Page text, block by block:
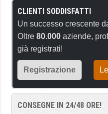
CLIENTI SODDISFATTI
Un successo crescente
Oltre 80.000 aziende,
già registrati!
Registrazione
CONSEGNE IN 24/48 ORE!